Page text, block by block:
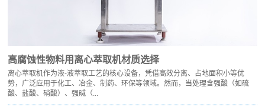
高腐蚀性物料用离心萃取机材质选择
离心萃取机作为液-液萃取工艺的核心设备，凭借高效分离、占地面积小等优
势，广泛应用于化工、冶金、制药、环保等领域。然而，当处理含强酸（如硫
酸、盐酸、硝酸）、强碱（...